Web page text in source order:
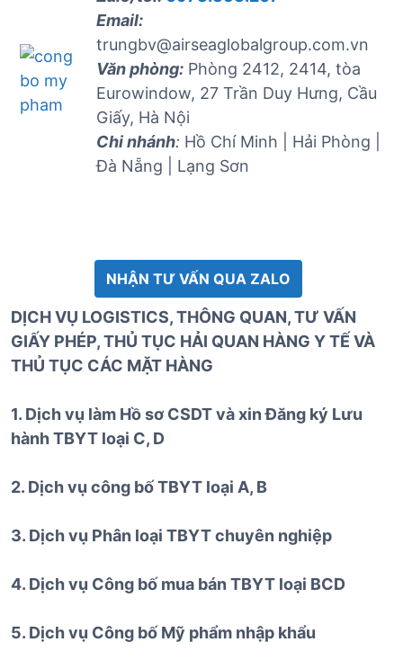
Email:
trungbv@airseaglobalgroup.com.vn
Văn phòng: Phòng 2412, 2414, tòa
Eurowindow, 27 Trần Duy Hưng, Cầu
Giấy, Hà Nội
Chi nhánh: Hồ Chí Minh | Hải Phòng |
Đà Nẵng | Lạng Sơn
NHẬN TƯ VẤN QUA ZALO
DỊCH VỤ LOGISTICS, THÔNG QUAN, TƯ VẤN
GIẤY PHÉP, THỦ TỤC HẢI QUAN HÀNG Y TẾ VÀ
THỦ TỤC CÁC MẶT HÀNG
1. Dịch vụ làm Hồ sơ CSDT và xin Đăng ký Lưu
hành TBYT loại C, D
2. Dịch vụ công bố TBYT loại A, B
3. Dịch vụ Phân loại TBYT chuyên nghiệp
4. Dịch vụ Công bố mua bán TBYT loại BCD
5. Dịch vụ Công bố Mỹ phẩm nhập khẩu